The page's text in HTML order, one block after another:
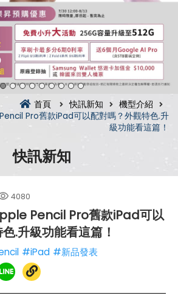
首頁 快訊新知
機型介紹
Pro舊款iPad可以配對嗎？外觀特色.升
級功能看這篇！
快訊新知
4080
Pencil Pro舊款iPad可以
.升級功能看這篇！
#iPad #新品發表